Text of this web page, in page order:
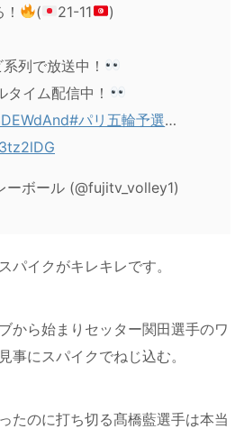
( 21-11 )
列で放送中！
イム配信中！
#パリ五輪予選…
ボール (@fujitv_volley1)
パイクがキレキレです。
から始まりセッター関田選手のワ
事にスパイクでねじ込む。
たのに打ち切る髙橋藍選手は本当